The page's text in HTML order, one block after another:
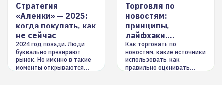
Стратегия
«Аленки» — 2025:
когда покупать, как
не сейчас
2024 год позади. Люди
буквально презирают
рынок. Но именно в такие
моменты открываются
Торговля по
новостям:
принципы,
лайфхаки,
инструменты
Как торговать по
новостям, какие источники
использовать, как
правильно оценивать